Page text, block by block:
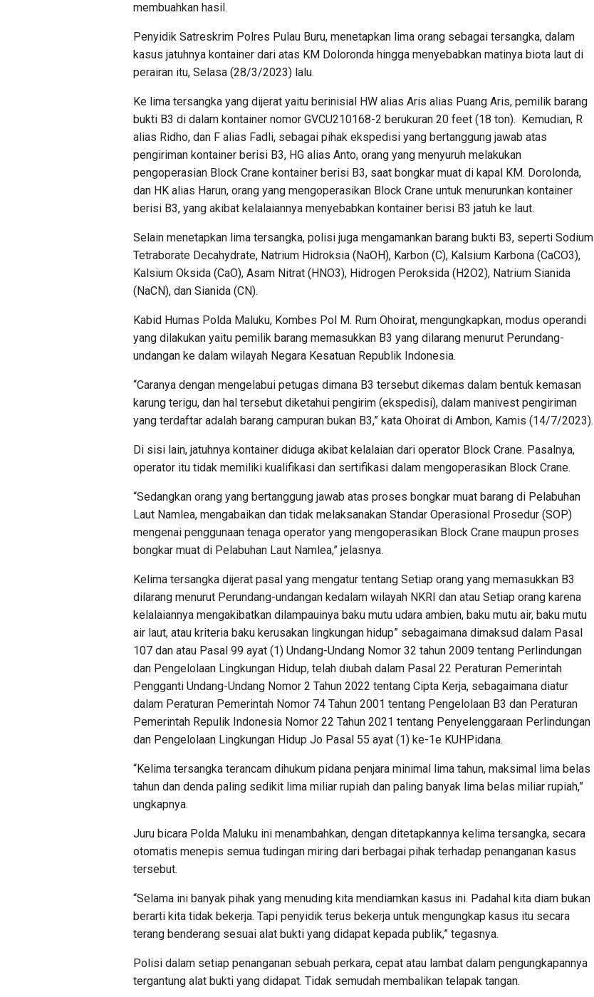
membuahkan hasil.
Penyidik Satreskrim Polres Pulau Buru, menetapkan lima orang sebagai tersangka, dalam
kasus jatuhnya kontainer dari atas KM Doloronda hingga menyebabkan matinya biota laut di
perairan itu, Selasa (28/3/2023) lalu.
Ke lima tersangka yang dijerat yaitu berinisial HW alias Aris alias Puang Aris, pemilik barang
bukti B3 di dalam kontainer nomor GVCU210168-2 berukuran 20 feet (18 ton). Kemudian, R
alias Ridho, dan F alias Fadli, sebagai pihak ekspedisi yang bertanggung jawab atas
pengiriman kontainer berisi B3, HG alias Anto, orang yang menyuruh melakukan
pengoperasian Block Crane kontainer berisi B3, saat bongkar muat di kapal KM. Dorolonda,
dan HK alias Harun, orang yang mengoperasikan Block Crane untuk menurunkan kontainer
berisi B3, yang akibat kelalaiannya menyebabkan kontainer berisi B3 jatuh ke laut.
Selain menetapkan lima tersangka, polisi juga mengamankan barang bukti B3, seperti Sodium
Tetraborate Decahydrate, Natrium Hidroksia (NaOH), Karbon (C), Kalsium Karbona (CaCO3),
Kalsium Oksida (CaO), Asam Nitrat (HNO3), Hidrogen Peroksida (H2O2), Natrium Sianida
(NaCN), dan Sianida (CN).
Kabid Humas Polda Maluku, Kombes Pol M. Rum Ohoirat, mengungkapkan, modus operandi
yang dilakukan yaitu pemilik barang memasukkan B3 yang dilarang menurut Perundang-
undangan ke dalam wilayah Negara Kesatuan Republik Indonesia.
“Caranya dengan mengelabui petugas dimana B3 tersebut dikemas dalam bentuk kemasan
karung terigu, dan hal tersebut diketahui pengirim (ekspedisi), dalam manivest pengiriman
yang terdaftar adalah barang campuran bukan B3,” kata Ohoirat di Ambon, Kamis (14/7/2023).
Di sisi lain, jatuhnya kontainer diduga akibat kelalaian dari operator Block Crane. Pasalnya,
operator itu tidak memiliki kualifikasi dan sertifikasi dalam mengoperasikan Block Crane.
“Sedangkan orang yang bertanggung jawab atas proses bongkar muat barang di Pelabuhan
Laut Namlea, mengabaikan dan tidak melaksanakan Standar Operasional Prosedur (SOP)
mengenai penggunaan tenaga operator yang mengoperasikan Block Crane maupun proses
bongkar muat di Pelabuhan Laut Namlea,” jelasnya.
Kelima tersangka dijerat pasal yang mengatur tentang Setiap orang yang memasukkan B3
dilarang menurut Perundang-undangan kedalam wilayah NKRI dan atau Setiap orang karena
kelalaiannya mengakibatkan dilampauinya baku mutu udara ambien, baku mutu air, baku mutu
air laut, atau kriteria baku kerusakan lingkungan hidup” sebagaimana dimaksud dalam Pasal
107 dan atau Pasal 99 ayat (1) Undang-Undang Nomor 32 tahun 2009 tentang Perlindungan
dan Pengelolaan Lingkungan Hidup, telah diubah dalam Pasal 22 Peraturan Pemerintah
Pengganti Undang-Undang Nomor 2 Tahun 2022 tentang Cipta Kerja, sebagaimana diatur
dalam Peraturan Pemerintah Nomor 74 Tahun 2001 tentang Pengelolaan B3 dan Peraturan
Pemerintah Repulik Indonesia Nomor 22 Tahun 2021 tentang Penyelenggaraan Perlindungan
dan Pengelolaan Lingkungan Hidup Jo Pasal 55 ayat (1) ke-1e KUHPidana.
“Kelima tersangka terancam dihukum pidana penjara minimal lima tahun, maksimal lima belas
tahun dan denda paling sedikit lima miliar rupiah dan paling banyak lima belas miliar rupiah,”
ungkapnya.
Juru bicara Polda Maluku ini menambahkan, dengan ditetapkannya kelima tersangka, secara
otomatis menepis semua tudingan miring dari berbagai pihak terhadap penanganan kasus
tersebut.
“Selama ini banyak pihak yang menuding kita mendiamkan kasus ini. Padahal kita diam bukan
berarti kita tidak bekerja. Tapi penyidik terus bekerja untuk mengungkap kasus itu secara
terang benderang sesuai alat bukti yang didapat kepada publik,” tegasnya.
Polisi dalam setiap penanganan sebuah perkara, cepat atau lambat dalam pengungkapannya
tergantung alat bukti yang didapat. Tidak semudah membalikan telapak tangan.